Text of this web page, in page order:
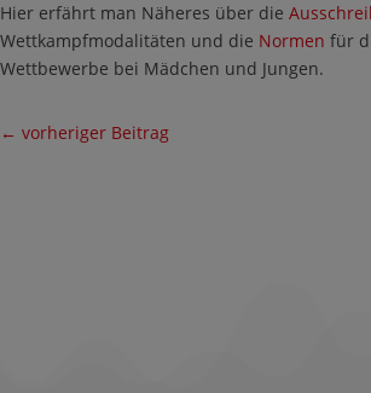
Hier erfährt man Näheres über die
Wettkampfmodalitäten und die Normen für
Wettbewerbe bei Mädchen und Jungen.
← vorheriger Beitrag